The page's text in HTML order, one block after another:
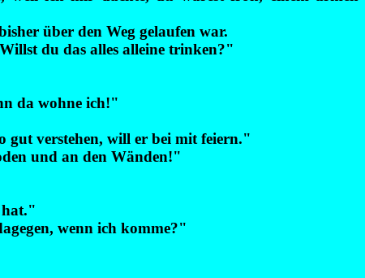
über den Weg gelaufen war.
du das alles alleine trinken?"
da wohne ich!"
gut verstehen, will er bei mit feiern."
und an den Wänden!"
hat."
wenn ich komme?"